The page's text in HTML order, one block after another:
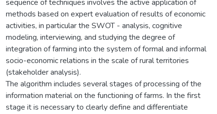
sequence of techniques involves the active application of
methods based on expert evaluation of results of economic
activities, in particular the SWOT - analysis, cognitive
modeling, interviewing, and studying the degree of
integration of farming into the system of formal and informal
socio-economic relations in the scale of rural territories
(stakeholder analysis).
The algorithm includes several stages of processing of the
information material on the functioning of farms. In the first
stage it is necessary to clearly define and differentiate